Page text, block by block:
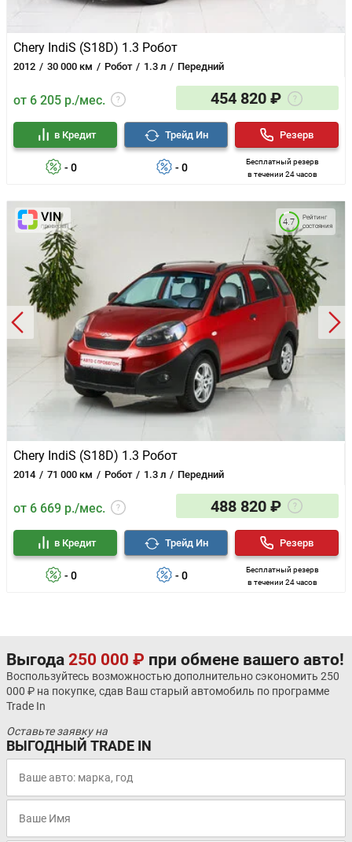
Chery IndiS (S18D) 1.3 Робот
2012 30 000 км Робот 1.3 л Передний
от 6 205 р./мес. 454 820 ₽
- 0
в Кредит
- 0
Трейд Ин
Бесплатный резерв
в течении 24 часов
Резерв
Chery IndiS (S18D) 1.3 Робот
2014 71 000 км Робот 1.3 л Передний
Рейтинг
состояния
4.7
от 6 669 р./мес. 488 820 ₽
- 0
в Кредит
- 0
Трейд Ин
Бесплатный резерв
в течении 24 часов
Резерв
Выгода 250 000 ₽ при обмене вашего авто!
Воспользуйтесь возможностью дополнительно сэкономить 250
000 ₽ на покупке, сдав Ваш старый автомобиль по программе
Trade In
Оставьте заявку на
ВЫГОДНЫЙ TRADE IN